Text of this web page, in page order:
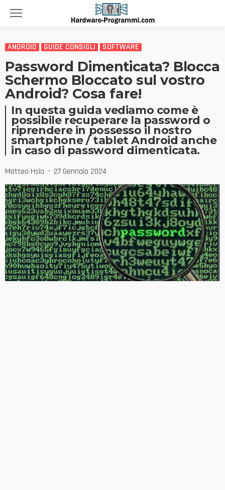
ANDROID GUIDE CONSIGLI SOFTWARE
Password Dimenticata? Blocca
Schermo Bloccato sul vostro
Android? Cosa fare!
In questa guida vediamo come è
possibile recuperare la password o
riprendere in possesso il nostro
smartphone / tablet Android anche
in caso di password dimenticata.
Matteo Hsia 27 Gennaio 2024